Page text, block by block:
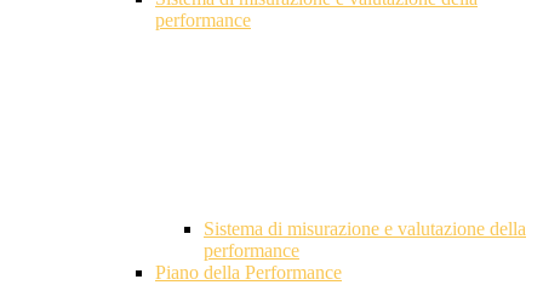
performance
Sistema di misurazione e valutazione della
performance
Piano della Performance